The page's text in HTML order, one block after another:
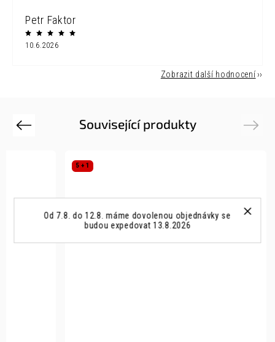
Od 7.8. do 12.8. máme dovolenou objednávky se
budou expedovat 13.8.2026
Petr Faktor
10.6.2026
Zobrazit další hodnocení
Související produkty
Previous
5 + 1
Next